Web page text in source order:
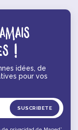
!
idées, de
pour vos